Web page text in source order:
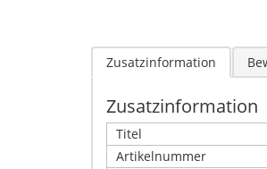
Zusatzinformation
Zusatzinformation
Titel
Artikelnummer